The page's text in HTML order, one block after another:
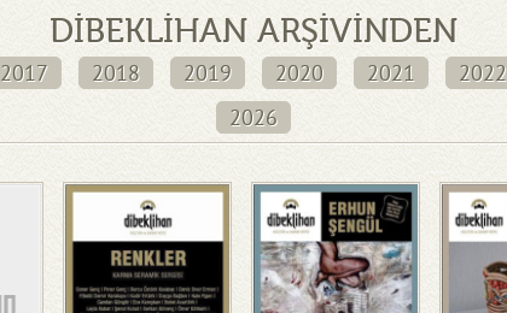
DİBEKLİHAN ARŞİVİNDEN
2017 2018 2019 2020 2021 2022
2026